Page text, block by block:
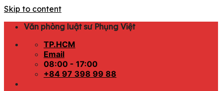
Skip to content
Văn phòng luật sư Phụng Việt
TP.HCM
Email
08:00 - 17:00
+84 97 398 99 88